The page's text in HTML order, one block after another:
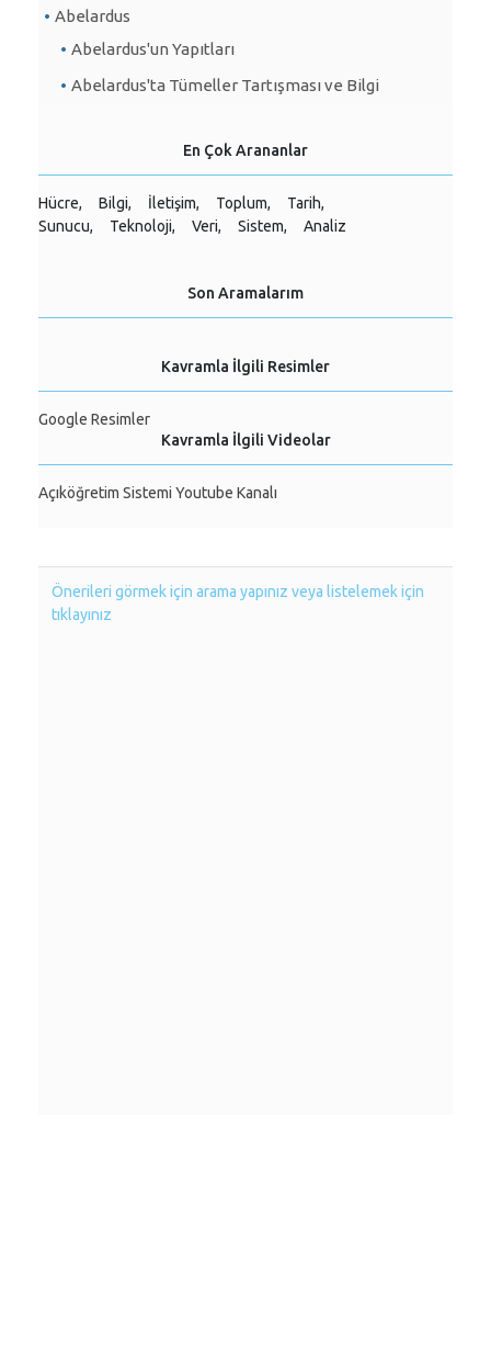
Abelardus
Abelardus'un Yapıtları
Abelardus'ta Tümeller Tartışması ve Bilgi
En Çok Arananlar
Hücre, Bilgi, İletişim, Toplum,
Tarih,
Sunucu,
Teknoloji, Veri, Sistem, Analiz
Son Aramalarım
Kavramla İlgili Resimler
Google Resimler
Kavramla İlgili Videolar
Açıköğretim Sistemi Youtube Kanalı
Önerileri görmek için arama yapınız veya listelemek için
tıklayınız